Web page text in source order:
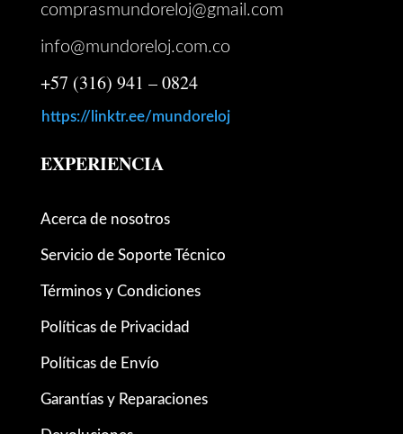
comprasmundoreloj@gmail.com
info@mundoreloj.com.co
+57 (316) 941 – 0824
https://linktr.ee/mundoreloj
EXPERIENCIA
Acerca de nosotros
Servicio de Soporte Técnico
Términos y Condiciones
Políticas de Privacidad
Políticas de Envío
Garantías y Reparaciones